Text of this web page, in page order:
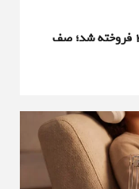
تمامی محصولات فراری تا پایان سال ۲۰۲۷ فروخته شد؛ صف